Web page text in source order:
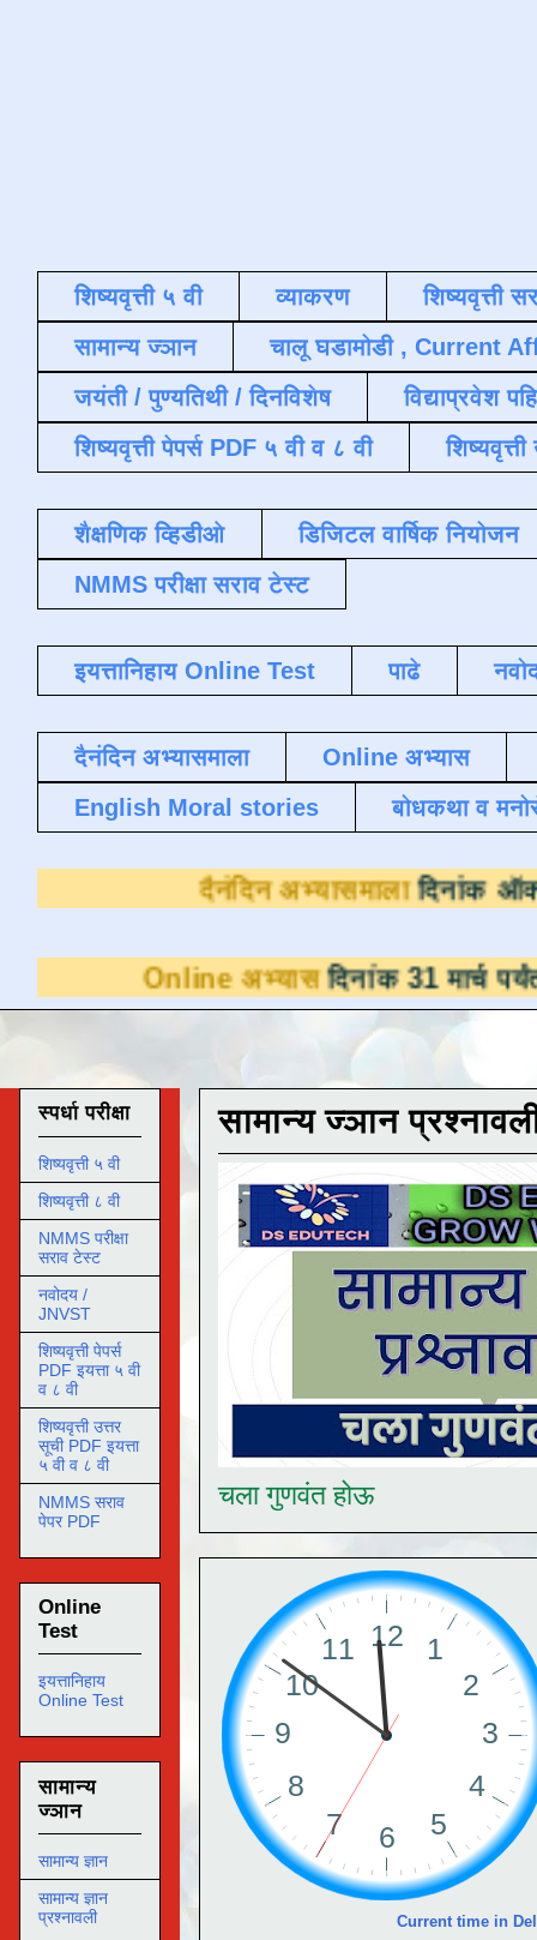
शिष्यवृत्ती ५ वी व्याकरण
शिष्यवृत्ती
सामान्य ज्ञान
चालू घडामोडी , Current
जयंती / पुण्यतिथी / दिनविशेष
विद्याप्रवेश
शिष्यवृत्ती पेपर्स PDF ५ वी व ८ वी
शैक्षणिक व्हिडीओ
डिजिटल वार्षिक नियोजन
NMMS परीक्षा सराव टेस्ट
इयत्तानिहाय Online Test पाढे
दैनंदिन अभ्यासमाला
Online अभ्यास
English Moral stories
बोधकथा व
दैनंदिन
Online अभ्यासदिनांक 31 मार्च पर्यंत
सामान्य ज्ञान
चला गुणवंत होऊ
Current time in
स्पर्धा परीक्षा
शिष्यवृत्ती ५ वी
शिष्यवृत्ती ८ वी
NMMS परीक्षा
सराव टेस्ट
नवोदय /
JNVST
शिष्यवृत्ती पेपर्स
PDF इयत्ता ५ वी
व ८ वी
शिष्यवृत्ती उत्तर
सूची PDF इयत्ता
५ वी व ८ वी
NMMS सराव
पेपर PDF
Online
Test
इयत्तानिहाय
Online Test
सामान्य
ज्ञान
सामान्य ज्ञान
सामान्य ज्ञान
प्रश्नावली